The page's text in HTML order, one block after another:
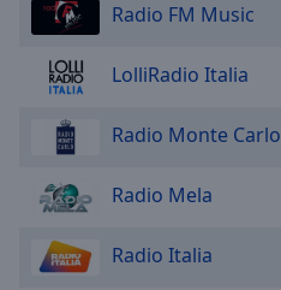
Radio FM Music
LolliRadio Italia
Radio Monte Carlo
Radio Mela
Radio Italia